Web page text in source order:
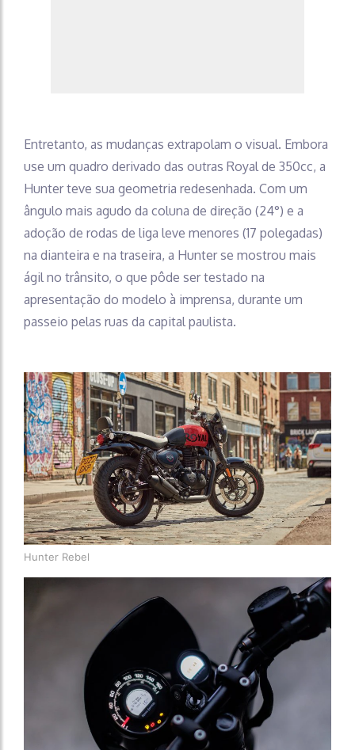
Entretanto, as mudanças extrapolam o visual. Embora
use um quadro derivado das outras Royal de 350cc, a
Hunter teve sua geometria redesenhada. Com um
ângulo mais agudo da coluna de direção (24°) e a
adoção de rodas de liga leve menores (17 polegadas)
na dianteira e na traseira, a Hunter se mostrou mais
ágil no trânsito, o que pôde ser testado na
apresentação do modelo à imprensa, durante um
passeio pelas ruas da capital paulista.
Hunter Rebel